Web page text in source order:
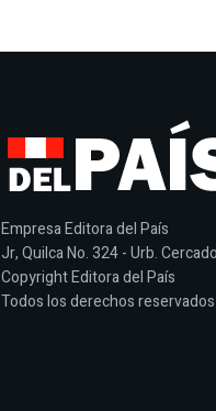
Empresa Editora del País
Jr, Quilca No. 324 - Urb.
Copyright Editora del País
Todos los derechos reservados